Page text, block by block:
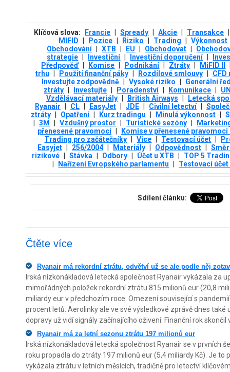
Klíčová slova: Francie Spready Akcie Transakce
MIFID
Pozice Riziko Trading
Výkonnost
Obchodování
XTB EU Obchodovat
strategie
Investiční Investiční doporučení
Předpověď
Komise Podnikání Ztráty MiFID II
trhu
Použití finanční páky Rozdílové smlouvy
CFD
Investujte zodpovědně
Vysoké riziko
Generální
ztráty
Investujte Poradenství Komunikace
Vzdělávací materiály
British Airways
Letecká
Ryanair
CL EasyJet JDE Civilní letectví
ztráty
Opatření Kurz tradingu Minulá výkonnost
3М Vzdušný prostor Turistické sezóny
přenesené pravomoci
Komise v přenesené pravomoci
Trading pro začátečníky
Vice Testovací účet
Easyjet
256/2004 Materiály Odpovědnost
rizikové
Stávka Odbory Účet u XTB
TOP 5
Nařízení Evropského parlamentu Testovací účet
Sdílení článku:
Čtěte více
Ryanair má rekordní ztrátu, odvětví už se ale podle něj
Irská nízkonákladová letecká společnost Ryanair vykázala za
mimořádných položek rekordní ztrátu 815 milionů eur (20,8
miliardy eur v předchozím roce. Omezení související s
procent letů. Aerolinky ale ve své výsledkové zprávě dnes také
dopravy už vidí signály začínajícího oživení. Finanční rok skončil
Ryanair má za letní sezonu ztrátu 197 milionů eur
Irská nízkonákladová letecká společnost Ryanair se v prvních
roku propadla do ztráty 197 milionů eur (5,4 miliardy Kč). Je to
vykázala ztrátu v letních měsících, tradičně pro letectví